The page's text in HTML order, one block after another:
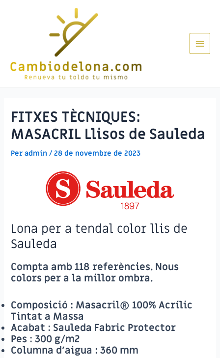
Main
FITXES TÈCNIQUES:
MASACRIL Llisos de Sauleda
Per admin/28 de novembre de 2023
Lona per a tendal color llis de
Sauleda
Compta amb 118 referències. Nous
colors per a la millor ombra.
Composició : Masacril® 100% Acrílic
Tintat a Massa
Acabat : Sauleda Fabric Protector
Pes : 300 g/m2
Columna d’aigua :360 mm